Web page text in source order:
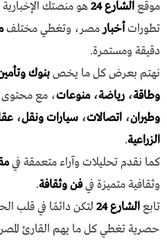
موقعالشارع 24
هو منصتك
تطوراتأخبار مصر، وتغطي مختلف
دقيقة ومستمرة.
نهتم بعرض كل ما يخصبنوك
وطاقة، رياضة،منوعات، مع محتوى
وطيران، اتصالات، سيارات ونقل،
الزراعية.
كما نقدم تحليلات وآراء متعمقة في
وثقافية متميزة فيفن وثقافة.
تابعالشارع 24
لتكن دائمًا في قلب
حصرية تغطي كل ما يهم القارئ